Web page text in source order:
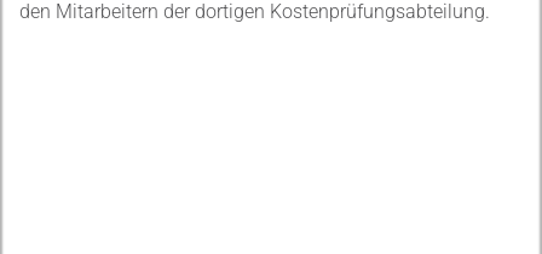
den Mitarbeitern der dortigen Kostenprüfungsabteilung.